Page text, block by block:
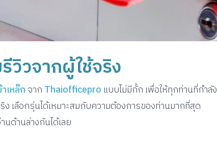
วิวจากผู้ใช้จริง
เหล็กจาก Thaiofficepro แบบไม่มีกั้ก เพื่อให้ทุกท่านที่กำลัง
เลือกรุ่นได้เหมาะสมกับความต้องการของท่านมากที่สุด
ด้านล่างกันได้เลย